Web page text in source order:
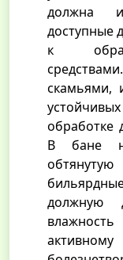
должна
доступные
к
скамьями,
обработке
В бане
должную